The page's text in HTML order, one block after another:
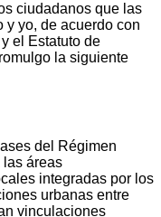
ciudadanos que las
y yo, de acuerdo con
el Estatuto de
la siguiente
del Régimen
las áreas
integradas por los
urbanas entre
vinculaciones